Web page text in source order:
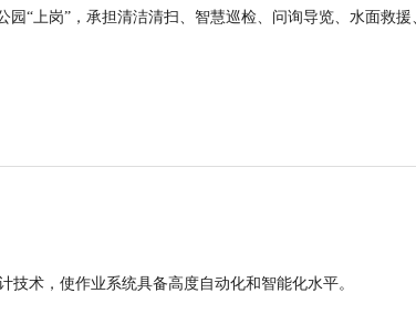
“上岗”，承担清洁清扫、智慧巡检、问询导览、水面救援
术，使作业系统具备高度自动化和智能化水平。